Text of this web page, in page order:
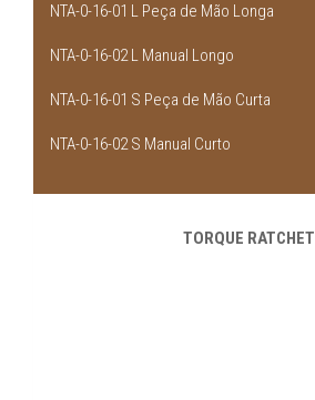
NTA-0-16-01 L Peça de Mão Longa
NTA-0-16-02 L Manual Longo
NTA-0-16-01 S Peça de Mão Curta
NTA-0-16-02 S Manual Curto
TORQUE RATCHET